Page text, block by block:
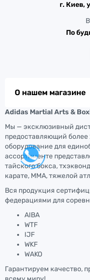
г. Киев,
По
О нашем магазине
Adidas Martial Arts &
Мы — эксклюзивный
предоставляющий более
оборудование для
ассортименте
тайского бокса,
карате, ММА, тяжелой
Вся продукция
федерациями для
AIBA
WTF
IJF
WKF
WAKO
Гарантируем качество,